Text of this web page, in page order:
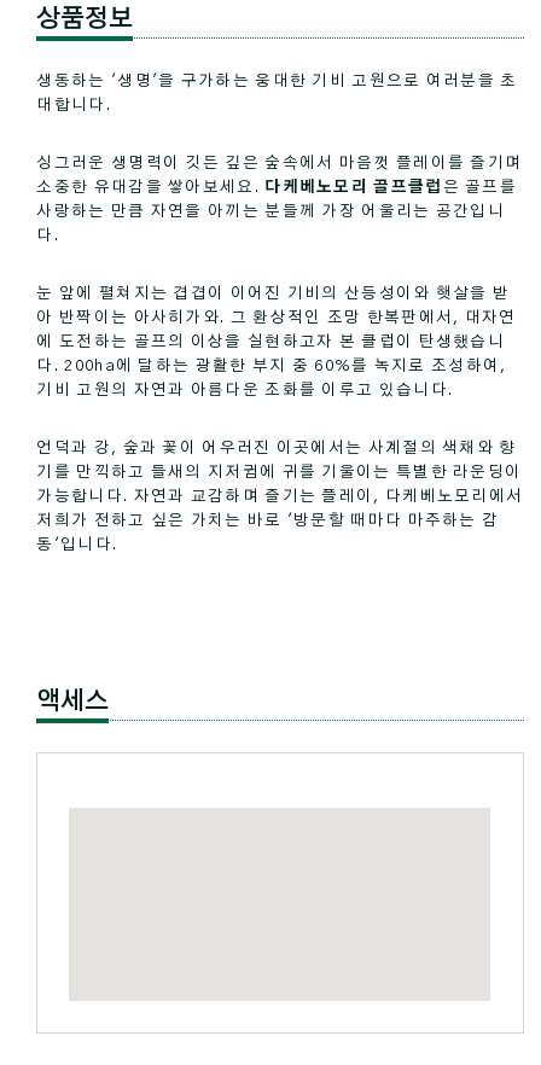
상품정보
생동하는 '생명'을 구가하는 웅대한 기비 고원으로 여러분을 초
대합니다.
싱그러운 생명력이 깃든 깊은 숲속에서 마음껏 플레이를 즐기며
소중한 유대감을 쌓아보세요. 다케베노모리 골프클럽 은 골프를
사랑하는 만큼 자연을 아끼는 분들께 가장 어울리는 공간입니
다.
눈 앞에 펼쳐지는 겹겹이 이어진 기비의 산등성이와 햇살을 받
아 반짝이는 아사히가와. 그 환상적인 조망 한복판에서, 대자연
에 도전하는 골프의 이상을 실현하고자 본 클럽이 탄생했습니
다. 200ha에 달하는 광활한 부지 중 60%를 녹지로 조성하여,
기비 고원의 자연과 아름다운 조화를 이루고 있습니다.
언덕과 강, 숲과 꽃이 어우러진 이곳에서는 사계절의 색채와 향
기를 만끽하고 들새의 지저귐에 귀를 기울이는 특별한 라운딩이
가능합니다. 자연과 교감하며 즐기는 플레이, 다케베노모리에서
저희가 전하고 싶은 가치는 바로 '방문할 때마다 마주하는 감
동'입니다.
액세스